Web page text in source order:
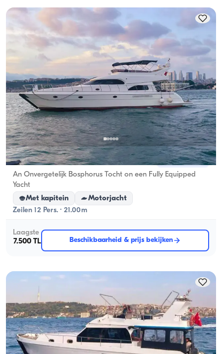
Eminönü, İstanbul Nieuwe boot
An Onvergetelijk Bosphorus Tocht on een Fully Equipped
Yacht
Met kapitein
Motorjacht
Zeilen 12 Pers. · 21.00m
Laagste
7.500 TL
Beschikbaarheid & prijs bekijken